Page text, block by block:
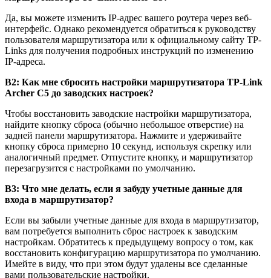
Да, вы можете изменить IP-адрес вашего роутера через веб-
интерфейс. Однако рекомендуется обратиться к руководству
пользователя маршрутизатора или к официальному сайту TP-
Links для получения подробных инструкций по изменению
IP-адреса.
В2: Как мне сбросить настройки маршрутизатора TP-Link
Archer C5 до заводских настроек?
Чтобы восстановить заводские настройки маршрутизатора,
найдите кнопку сброса (обычно небольшое отверстие) на
задней панели маршрутизатора. Нажмите и удерживайте
кнопку сброса примерно 10 секунд, используя скрепку или
аналогичный предмет. Отпустите кнопку, и маршрутизатор
перезагрузится с настройками по умолчанию.
В3: Что мне делать, если я забуду учетные данные для
входа в маршрутизатор?
Если вы забыли учетные данные для входа в маршрутизатор,
вам потребуется выполнить сброс настроек к заводским
настройкам. Обратитесь к предыдущему вопросу о том, как
восстановить конфигурацию маршрутизатора по умолчанию.
Имейте в виду, что при этом будут удалены все сделанные
вами пользовательские настройки.